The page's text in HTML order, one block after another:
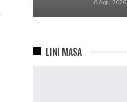
6 Agu 2026
LINI MASA